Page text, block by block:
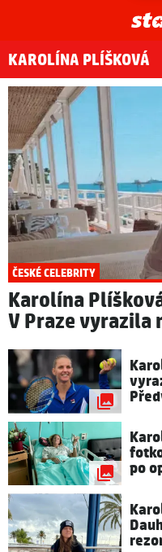
KAROLÍNA PLÍŠKOVÁ
ČESKÉ CELEBRITY
Karolína
V Praze vyrazila
po